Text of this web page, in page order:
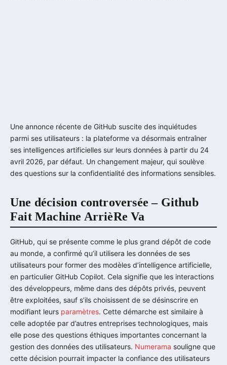
Une annonce récente de GitHub suscite des inquiétudes
parmi ses utilisateurs : la plateforme va désormais entraîner
ses intelligences artificielles sur leurs données à partir du 24
avril 2026, par défaut. Un changement majeur, qui soulève
des questions sur la confidentialité des informations sensibles.
Une décision controversée – Github
Fait Machine ArrièRe Va
GitHub, qui se présente comme le plus grand dépôt de code
au monde, a confirmé qu’il utilisera les données de ses
utilisateurs pour former des modèles d’intelligence artificielle,
en particulier GitHub Copilot. Cela signifie que les interactions
des développeurs, même dans des dépôts privés, peuvent
être exploitées, sauf s’ils choisissent de se désinscrire en
modifiant leurs paramètres. Cette démarche est similaire à
celle adoptée par d’autres entreprises technologiques, mais
elle pose des questions éthiques importantes concernant la
gestion des données des utilisateurs. Numerama souligne que
cette décision pourrait impacter la confiance des utilisateurs